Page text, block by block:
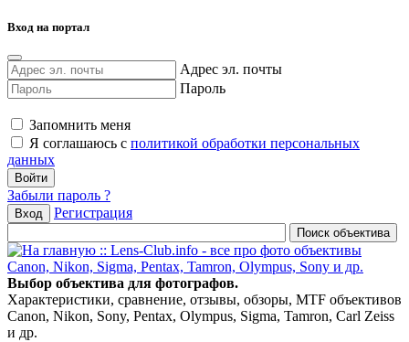
Вход на портал
Адрес эл. почты
Пароль
Запомнить меня
Я соглашаюсь с политикой обработки персональных
данных
Забыли пароль ?
Вход Регистрация
Выбор объектива для фотографов.
Характеристики, сравнение, отзывы, обзоры, MTF объективов
Canon, Nikon, Sony, Pentax, Olympus, Sigma, Tamron, Carl Zeiss
и др.